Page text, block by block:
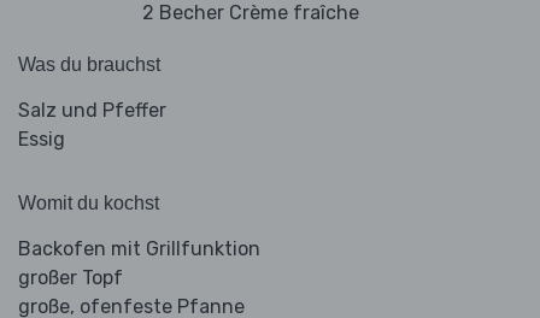
2 Becher Crème fraîche
Was du brauchst
Salz und Pfeffer
Essig
Womit du kochst
Backofen mit Grillfunktion
großer Topf
große, ofenfeste Pfanne